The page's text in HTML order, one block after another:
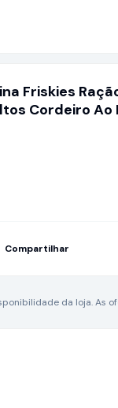
Friskies
Cordeiro Ao
Compartilhar
da loja. As